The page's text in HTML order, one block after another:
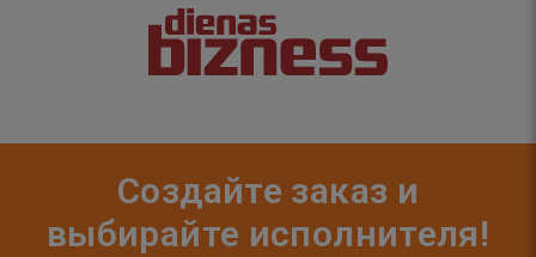
Создайте заказ и
выбирайте исполнителя!